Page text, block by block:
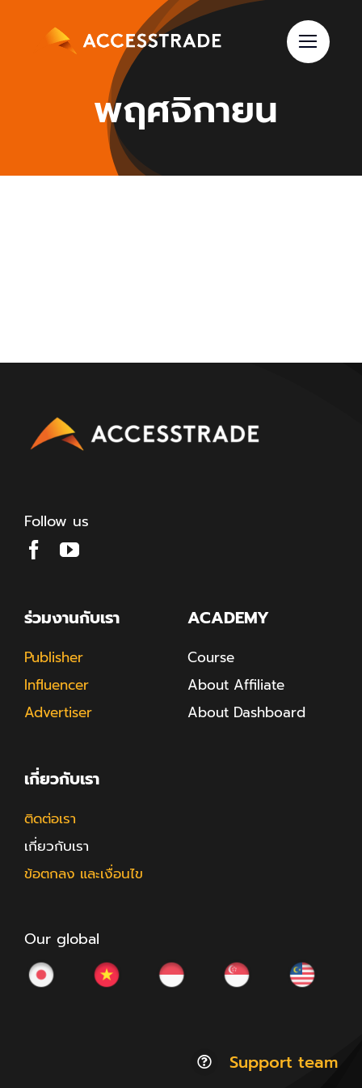
พฤศจิกายน
Follow us
ร่วมงานกับเรา
Publisher
Influencer
Advertiser
ACADEMY
Course
About Affiliate
About Dashboard
เกี่ยวกับเรา
ติดต่อเรา
เกี่ยวกับเรา
ข้อตกลง และเงื่อนไข
Our global
Support team